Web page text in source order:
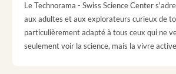
Le Technorama - Swiss Science Center
aux adultes et aux explorateurs curieux de
particulièrement adapté à tous ceux qui ne
seulement voir la science, mais la vivre